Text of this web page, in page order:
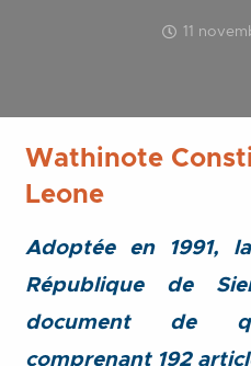
11
Wathinote
Leone
Adoptée en 1991,
République de
document de
comprenant 192